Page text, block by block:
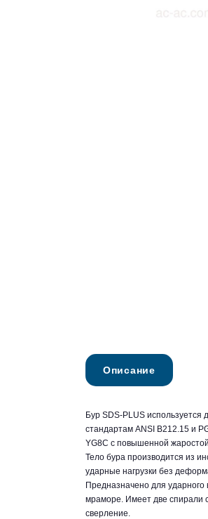
Описание
Бур SDS-PLUS используется
стандартам ANSI B212.15 и
YG8C с повышенной
Тело бура производится из
ударные нагрузки без
Предназначено для
мраморе. Имеет две спирали
сверление.